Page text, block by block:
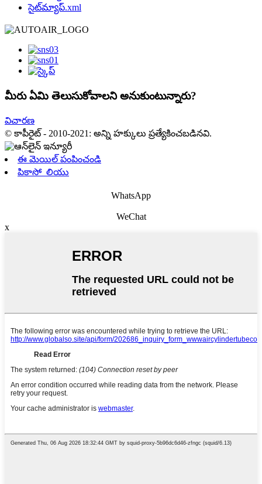
సైట్‌మ్యాప్.xml
మీరు ఏమి తెలుసుకోవాలని అనుకుంటున్నారు?
విచారణ
© కాపీరైట్ - 2010-2021: అన్ని హక్కులు ప్రత్యేకించబడినవి.
ఈ మెయిల్ పంపించండి
పికాసో_లియు
WhatsApp
WeChat
x